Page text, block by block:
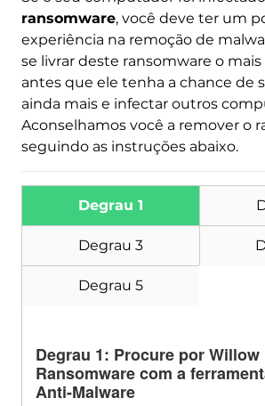
ransomware, você deve ter um
experiência na remoção de
se livrar deste ransomware o
antes que ele tenha a chance de
ainda mais e infectar outros
Aconselhamos você a remover o
seguindo as instruções abaixo.
Degrau 1
Degrau 3
Degrau 5
Degrau 1: Procure por Willow
Ransomware com a
Anti-Malware
Baixar
Remoção de
Ferramenta